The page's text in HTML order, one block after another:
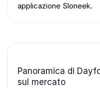
applicazione Sloneek.
Panoramica di
sul mercato